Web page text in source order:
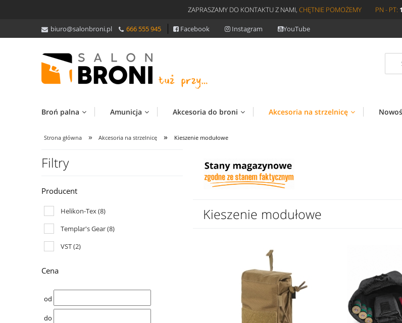
ZAPRASZAMY DO KONTAKTU Z NAMI, CHĘTNIE POMOŻEMY PN - PT:
biuro@salonbroni.pl 666 555 945 Facebook Instagram YouTube
Broń palna Amunicja Akcesoria do broni Akcesoria na strzelnicę
Strona główna » Akcesoria na strzelnicę » Kieszenie modułowe
Filtry
Producent
Helikon-Tex(8)
Templar's Gear(8)
VST(2)
Cena
od
do
Kieszenie modułowe